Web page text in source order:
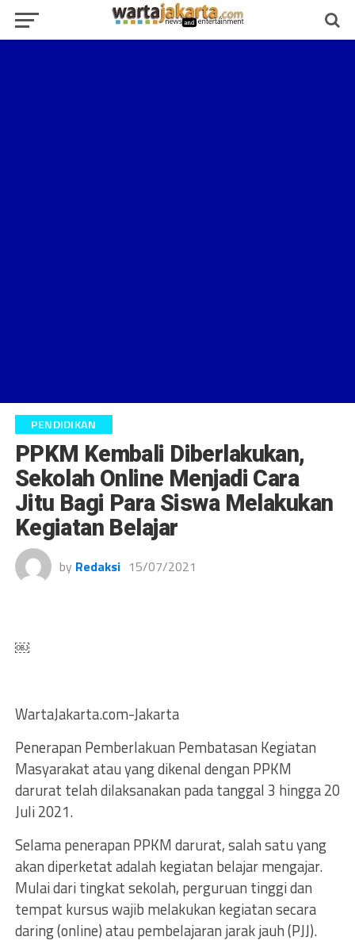
PENDIDIKAN
PPKM Kembali Diberlakukan,
Sekolah Online Menjadi Cara
Jitu Bagi Para Siswa Melakukan
Kegiatan Belajar
by Redaksi 15/07/2021
￼
WartaJakarta.com-Jakarta
Penerapan Pemberlakuan Pembatasan Kegiatan
Masyarakat atau yang dikenal dengan PPKM
darurat telah dilaksanakan pada tanggal 3 hingga 20
Juli 2021.
Selama penerapan PPKM darurat, salah satu yang
akan diperketat adalah kegiatan belajar mengajar.
Mulai dari tingkat sekolah, perguruan tinggi dan
tempat kursus wajib melakukan kegiatan secara
daring (online) atau pembelajaran jarak jauh (PJJ).